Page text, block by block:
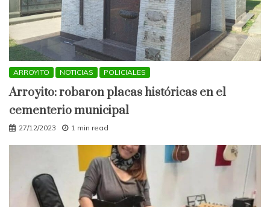
ARROYITO NOTICIAS POLICIALES
Arroyito: robaron placas históricas en el
cementerio municipal
27/12/2023 1 min read